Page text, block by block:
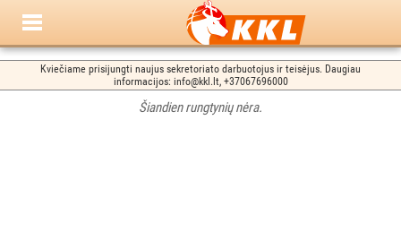
Kviečiame prisijungti naujus sekretoriato darbuotojus ir teisėjus. Daugiau
informacijos: info@kkl.lt, +37067696000
Šiandien rungtynių nėra.